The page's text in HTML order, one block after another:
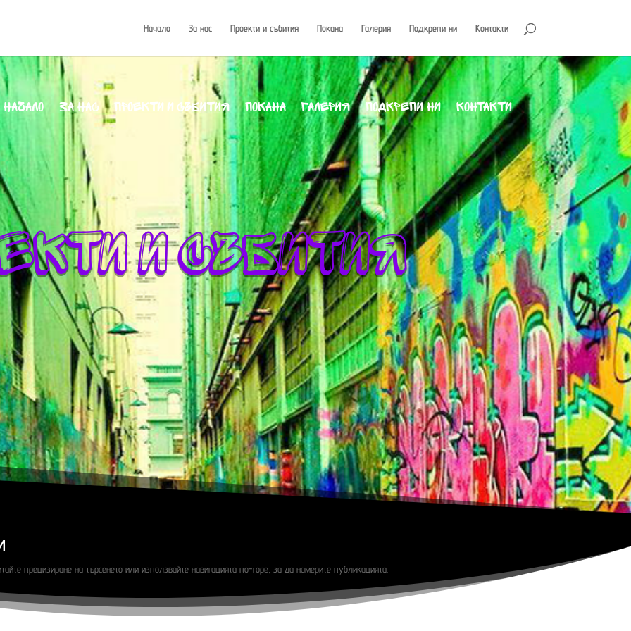
Начало За нас Проекти и събития Покана Галерия Подкрепи ни Контакти
Начало За нас Проекти и събития Покана Галерия Подкрепи ни Контакти
и събития
прецизиране на търсенето или използвайте навигацията по-горе, за да намерите публикацията.